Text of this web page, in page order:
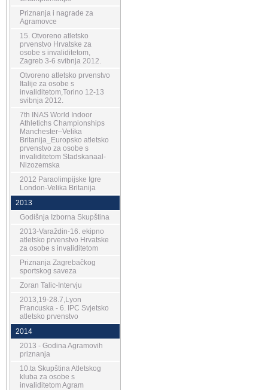
Priznanja i nagrade za
Agramovce
15. Otvoreno atletsko
prvenstvo Hrvatske za
osobe s invaliditetom,
Zagreb 3-6 svibnja 2012.
Otvoreno atletsko prvenstvo
Italije za osobe s
invaliditetom,Torino 12-13
svibnja 2012.
7th INAS World Indoor
Athletichs Championships
Manchester–Velika
Britanija_Europsko atletsko
prvenstvo za osobe s
invaliditetom Stadskanaal-
Nizozemska
2012 Paraolimpijske Igre
London-Velika Britanija
2013
Godišnja Izborna Skupština
2013-Varaždin-16. ekipno
atletsko prvenstvo Hrvatske
za osobe s invaliditetom
Priznanja Zagrebačkog
sportskog saveza
Zoran Talic-Intervju
2013,19-28.7,Lyon
Francuska - 6. IPC Svjetsko
atletsko prvenstvo
2014
2013 - Godina Agramovih
priznanja
10.ta Skupština Atletskog
kluba za osobe s
invaliditetom Agram